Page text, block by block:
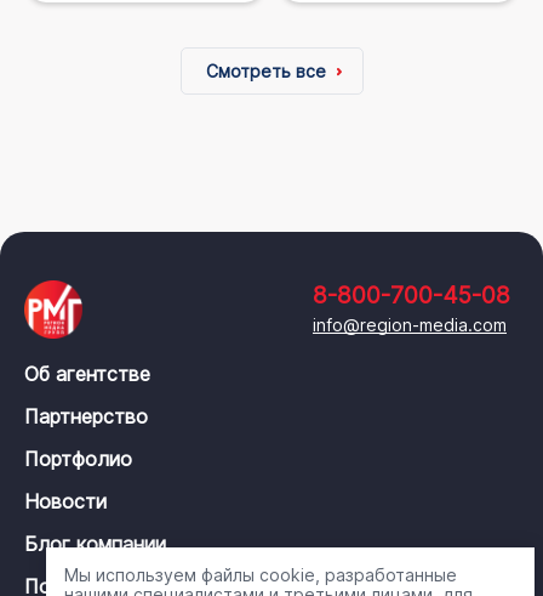
Смотреть все
8-800-700-45-08
info@region-media.com
Об агентстве
Партнерство
Портфолио
Новости
Блог компании
Политика конфиденциальности
Мы используем файлы cookie, разработанные